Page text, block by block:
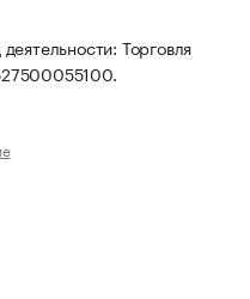
Торговля